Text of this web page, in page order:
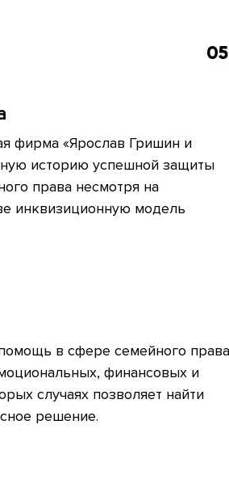
фирма «Ярослав Гришин и
историю успешной защиты
права несмотря на
инквизиционную модель
в сфере семейного права
финансовых и
случаях позволяет найти
решение.